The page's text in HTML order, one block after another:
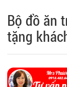
Bộ đồ ăn
tặng